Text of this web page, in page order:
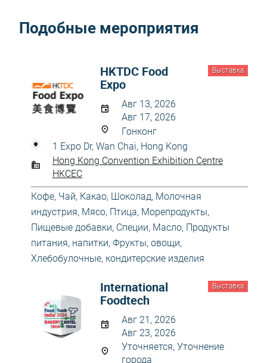
Подобные мероприятия
Выставка
HKTDC Food
Expo
Авг 13, 2026
Авг 17, 2026
Гонконг
1 Expo Dr, Wan Chai, Hong Kong
Hong Kong Convention Exhibition Centre
HKCEC
Кофе, Чай, Какао, Шоколад, Молочная
индустрия, Мясо, Птица, Морепродукты,
Пищевые добавки, Специи, Масло, Продукты
питания, напитки, Фрукты, овощи,
Хлебобулочные, кондитерские изделия
Выставка
International
Foodtech
Авг 21, 2026
Авг 23, 2026
Уточняется, Уточнение
города